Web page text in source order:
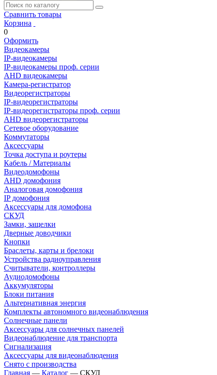
Сравнить товары
Корзина
0
Оформить
Видеокамеры
IP-видеокамеры
IP-видеокамеры проф. серии
AHD видеокамеры
Камера-регистратор
Видеорегистраторы
IP-видеорегистраторы
IP-видеорегистраторы проф. серии
AHD видеорегистраторы
Сетевое оборудование
Коммутаторы
Аксессуары
Точка доступа и роутеры
Кабель / Материалы
Видеодомофоны
AHD домофония
Аналоговая домофония
IP домофония
Аксессуары для домофона
СКУД
Замки, защелки
Дверные доводчики
Кнопки
Браслеты, карты и брелоки
Устройства радиоуправления
Считыватели, контроллеры
Аудиодомофоны
Аккумуляторы
Блоки питания
Альтернативная энергия
Комплекты автономного видеонаблюдения
Солнечные панели
Аксессуары для солнечных панелей
Видеонаблюдение для транспорта
Сигнализация
Аксессуары для видеонаблюдения
Снято с производства
Главная — Каталог — СКУД